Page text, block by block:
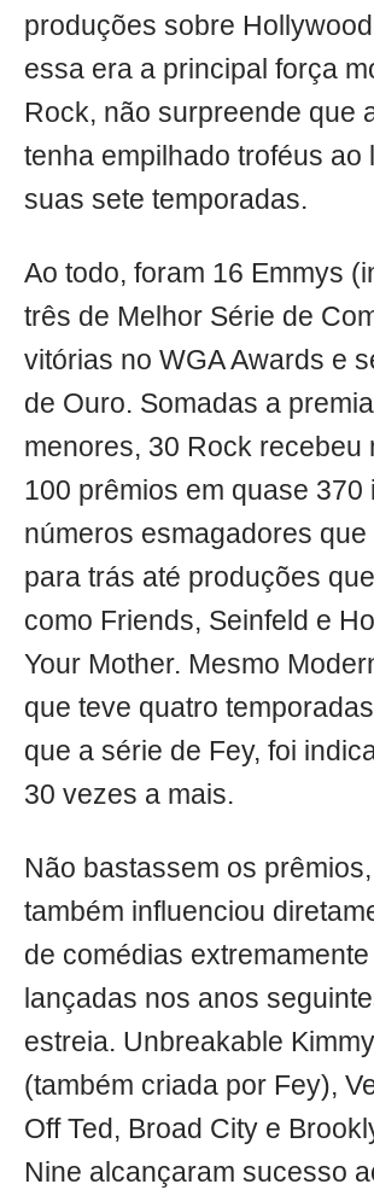
produções sobre
essa era a principal força
Rock, não surpreende que
tenha empilhado troféus ao
suas sete temporadas.
Ao todo, foram 16 Emmys
três de Melhor Série de
vitórias no WGA Awards e
de Ouro. Somadas a
menores, 30 Rock recebeu
100 prêmios em quase 370
números esmagadores que
para trás até produções
como Friends, Seinfeld e
Your Mother. Mesmo
que teve quatro
que a série de Fey, foi
30 vezes a mais.
Não bastassem os
também influenciou
de comédias
lançadas nos anos
estreia. Unbreakable
(também criada por Fey),
Off Ted, Broad City e
Nine alcançaram sucesso